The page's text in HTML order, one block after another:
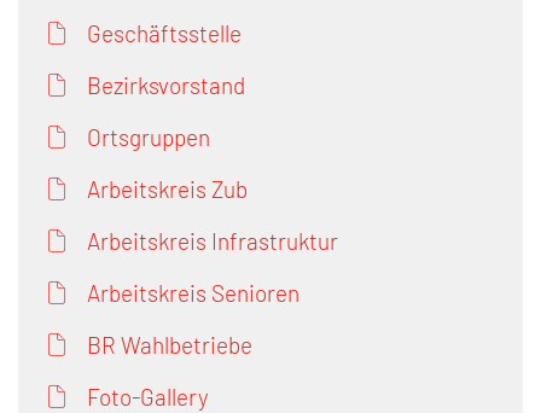
Geschäftsstelle
Bezirksvorstand
Ortsgruppen
Arbeitskreis Zub
Arbeitskreis Infrastruktur
Arbeitskreis Senioren
BR Wahlbetriebe
Foto-Gallery